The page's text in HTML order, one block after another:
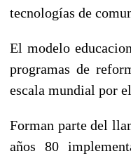
tecnologías de
El modelo
programas de
escala mundial por
Forman parte del
años 80